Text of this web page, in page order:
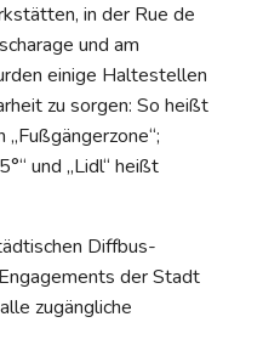
in der Rue de
und am
einige Haltestellen
zu sorgen: So heißt
und „Lidl“ heißt
Diffbus-
der Stadt
zugängliche